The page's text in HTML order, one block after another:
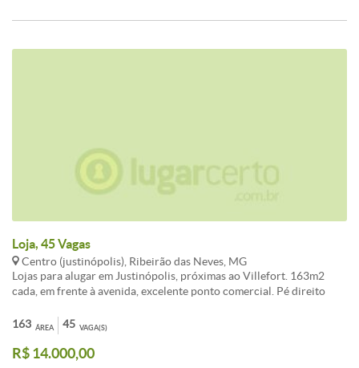
Loja, 45 Vagas
Centro (justinópolis), Ribeirão das Neves, MG
Lojas para alugar em Justinópolis, próximas ao Villefort. 163m2
cada, em frente à avenida, excelente ponto comercial. Pé direito
quadrados 2 Banheiros / Agua do vaso por fossa ( Copasa somente
torneiras ) Energia: Trifásica / Sistema de segurança do GoodMall
Portão de aço automático de 6 x 3,15 metros Projeto de AVCB
ÁREA
163 VAGA(S)
45
R$ 14.000,00